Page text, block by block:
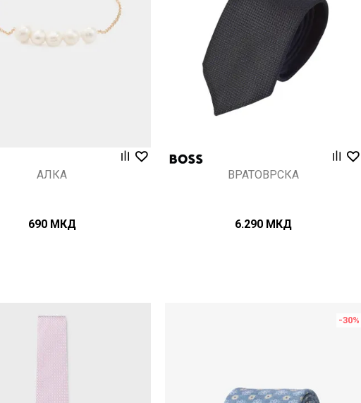
АЛКА
690 МКД
Uporedi
ВРАТОВРСКА
6.290 МКД
-30%